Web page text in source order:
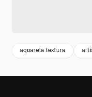
aquarela textura